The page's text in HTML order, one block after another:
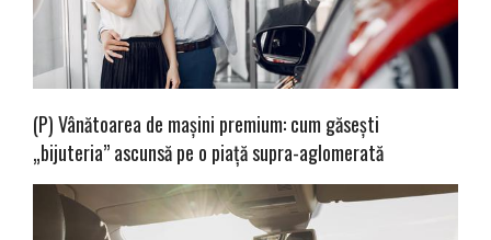
(P) Vânătoarea de mașini premium: cum găsești
„bijuteria” ascunsă pe o piață supra-aglomerată